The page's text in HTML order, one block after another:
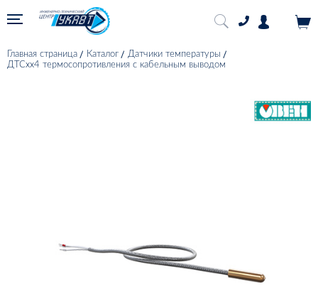
Главная страница Каталог
Датчики температуры
ДТСхх4 термосопротивления с кабельным выводом